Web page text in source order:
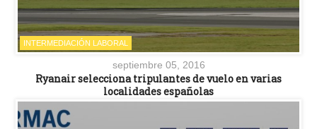
INTERMEDIACIÓN LABORAL
septiembre 05, 2016
Ryanair selecciona tripulantes de vuelo en varias
localidades españolas